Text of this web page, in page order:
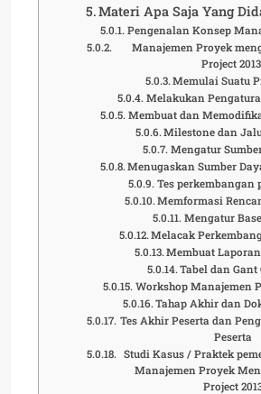
Materi Apa Saja Yang
Pengenalan Konsep
Manajemen Proyek
Project 2013
Memulai Suatu
Melakukan
Membuat dan
Milestone dan
Mengatur
Menugaskan Sumber
Tes perkembangan
Memformasi
Mengatur
Melacak
Membuat
Tabel dan Gant
Workshop Manajemen
Tahap Akhir dan
Tes Akhir Peserta dan
Peserta
Studi Kasus / Praktek
Manajemen Proyek
Project